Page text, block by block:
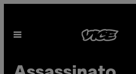
content
Open